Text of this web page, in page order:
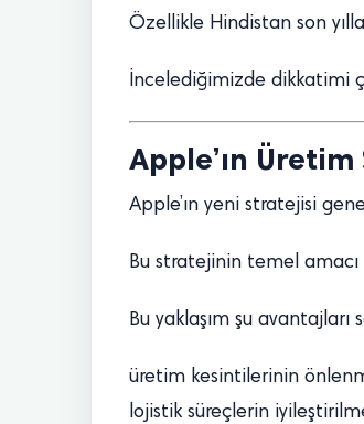
Özellikle Hindistan son
İncelediğimizde dikkatimi
Apple’ın
Apple’ın yeni stratejisi
Bu stratejinin temel
Bu yaklaşım şu avantajları
üretim kesintilerinin
lojistik süreçlerin